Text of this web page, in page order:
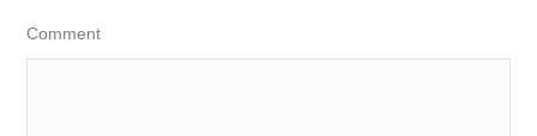
Comment